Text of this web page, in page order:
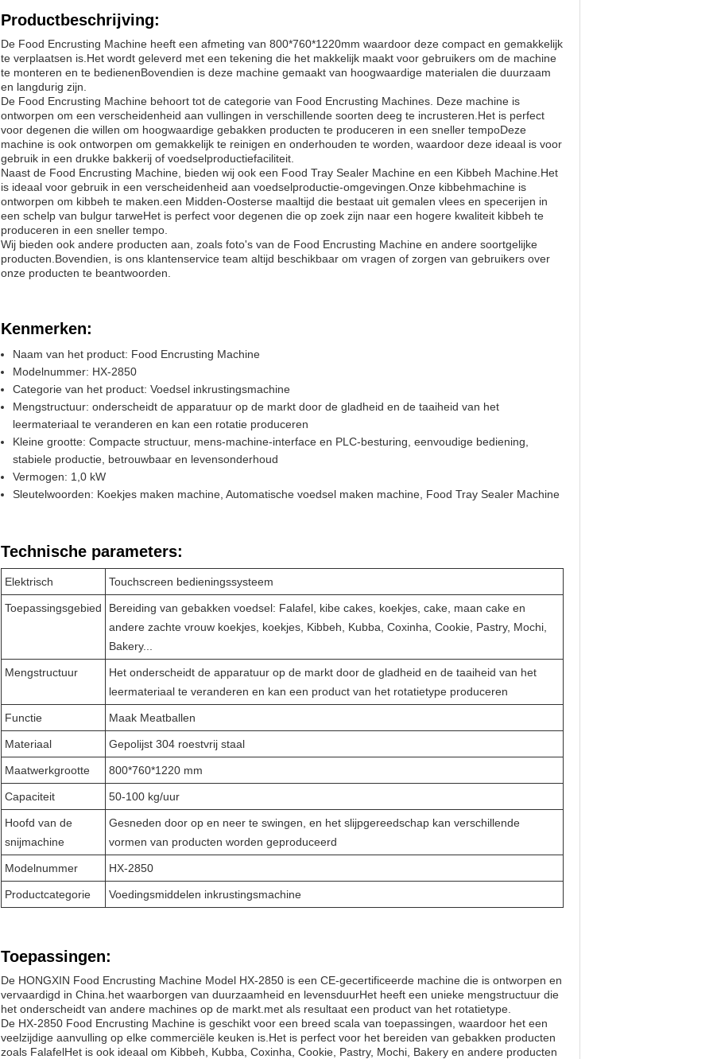
Productbeschrijving:
De Food Encrusting Machine heeft een afmeting van 800*760*1220mm waardoor deze compact en gemakkelijk
te verplaatsen is.Het wordt geleverd met een tekening die het makkelijk maakt voor gebruikers om de machine
te monteren en te bedienenBovendien is deze machine gemaakt van hoogwaardige materialen die duurzaam
en langdurig zijn.
De Food Encrusting Machine behoort tot de categorie van Food Encrusting Machines. Deze machine is
ontworpen om een verscheidenheid aan vullingen in verschillende soorten deeg te incrusteren.Het is perfect
voor degenen die willen om hoogwaardige gebakken producten te produceren in een sneller tempoDeze
machine is ook ontworpen om gemakkelijk te reinigen en onderhouden te worden, waardoor deze ideaal is voor
gebruik in een drukke bakkerij of voedselproductiefaciliteit.
Naast de Food Encrusting Machine, bieden wij ook een Food Tray Sealer Machine en een Kibbeh Machine.Het
is ideaal voor gebruik in een verscheidenheid aan voedselproductie-omgevingen.Onze kibbehmachine is
ontworpen om kibbeh te maken.een Midden-Oosterse maaltijd die bestaat uit gemalen vlees en specerijen in
een schelp van bulgur tarweHet is perfect voor degenen die op zoek zijn naar een hogere kwaliteit kibbeh te
produceren in een sneller tempo.
Wij bieden ook andere producten aan, zoals foto's van de Food Encrusting Machine en andere soortgelijke
producten.Bovendien, is ons klantenservice team altijd beschikbaar om vragen of zorgen van gebruikers over
onze producten te beantwoorden.
Kenmerken:
Naam van het product: Food Encrusting Machine
Modelnummer: HX-2850
Categorie van het product: Voedsel inkrustingsmachine
Mengstructuur: onderscheidt de apparatuur op de markt door de gladheid en de taaiheid van het
leermateriaal te veranderen en kan een rotatie produceren
Kleine grootte: Compacte structuur, mens-machine-interface en PLC-besturing, eenvoudige bediening,
stabiele productie, betrouwbaar en levensonderhoud
Vermogen: 1,0 kW
Sleutelwoorden: Koekjes maken machine, Automatische voedsel maken machine, Food Tray Sealer Machine
Technische parameters:
Elektrisch Touchscreen bedieningssysteem
Toepassingsgebied
Bereiding van gebakken voedsel: Falafel, kibe cakes, koekjes, cake, maan cake en
andere zachte vrouw koekjes, koekjes, Kibbeh, Kubba, Coxinha, Cookie, Pastry, Mochi,
Bakery...
Mengstructuur
Het onderscheidt de apparatuur op de markt door de gladheid en de taaiheid van het
leermateriaal te veranderen en kan een product van het rotatietype produceren
Functie Maak Meatballen
Materiaal Gepolijst 304 roestvrij staal
Maatwerkgrootte 800*760*1220 mm
Capaciteit 50-100 kg/uur
Hoofd van de
snijmachine
Gesneden door op en neer te swingen, en het slijpgereedschap kan verschillende
vormen van producten worden geproduceerd
Modelnummer HX-2850
Productcategorie Voedingsmiddelen inkrustingsmachine
Toepassingen:
De HONGXIN Food Encrusting Machine Model HX-2850 is een CE-gecertificeerde machine die is ontworpen en
vervaardigd in China.het waarborgen van duurzaamheid en levensduurHet heeft een unieke mengstructuur die
het onderscheidt van andere machines op de markt.met als resultaat een product van het rotatietype.
De HX-2850 Food Encrusting Machine is geschikt voor een breed scala van toepassingen, waardoor het een
veelzijdige aanvulling op elke commerciële keuken is.Het is perfect voor het bereiden van gebakken producten
zoals FalafelHet is ook ideaal om Kibbeh, Kubba, Coxinha, Cookie, Pastry, Mochi, Bakery en andere producten